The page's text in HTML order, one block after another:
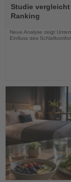
Sie
die
Nachrichten
Studie
Ranking
Neue Analyse zeigt
Einfluss des